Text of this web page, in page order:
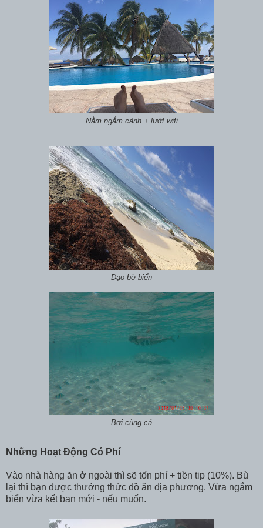
Nằm ngắm cảnh + lướt wifi
Dạo bờ biển
Bơi cùng cá
Những Hoạt Động Có Phí
Vào nhà hàng ăn ở ngoài thì sẽ tốn phí + tiền tip (10%). Bù
lại thì bạn được thưởng thức đồ ăn địa phương. Vừa ngắm
biển vừa kết bạn mới - nếu muốn.